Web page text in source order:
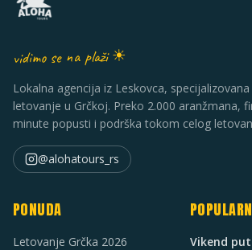
vidimo se na plaži ☀
Lokalna agencija iz Leskovca, specijalizovana
letovanje u Grčkoj. Preko 2.000 aranžmana,
minute popusti i podrška tokom celog
@alohatours_rs
PONUDA
Letovanje Grčka 2026
Vikend